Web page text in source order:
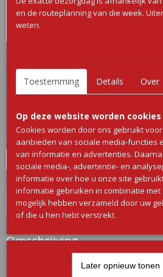
Chicken Chunks
€ 12,95
Op voorraad
Aantal
IN WINKELWAGEN
Omschrijving
Chicken chunks – Diepvries
en de routeplanning van die week.
weten.
Toestemming Details Over
Op deze website worden
Cookies worden door ons gebruikt
aanbieden van sociale media-functies
van informatie en advertenties.
sociale media-, advertentie- en
informatie over hoe u onze site
informatie gebruiken in combinatie
mogelijk hebben verzameld door uw
of die u hen hebt verstrekt.
Later opnieuw tonen